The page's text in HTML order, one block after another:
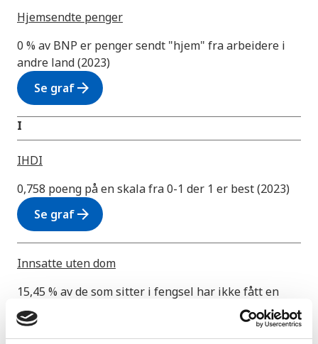
Hjemsendte penger
0 % av BNP er penger sendt "hjem" fra arbeidere i
andre land (2023)
Se grafarrow_forward
I
IHDI
0,758 poeng på en skala fra 0-1 der 1 er best (2023)
Se grafarrow_forward
Innsatte uten dom
15,45 % av de som sitter i fengsel har ikke fått en
dom (2024)
Se grafarrow_forward